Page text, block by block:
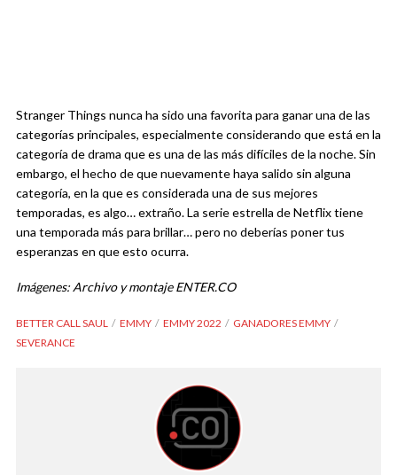
Stranger Things nunca ha sido una favorita para ganar una de las
categorías principales, especialmente considerando que está en la
categoría de drama que es una de las más difíciles de la noche. Sin
embargo, el hecho de que nuevamente haya salido sin alguna
categoría, en la que es considerada una de sus mejores
temporadas, es algo… extraño. La serie estrella de Netflix tiene
una temporada más para brillar… pero no deberías poner tus
esperanzas en que esto ocurra.
Imágenes: Archivo y montaje ENTER.CO
BETTER CALL SAUL EMMY EMMY 2022
GANADORES EMMY
SEVERANCE